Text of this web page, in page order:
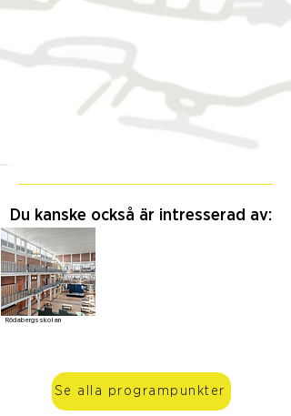
Du kanske också är intresserad av:
Rödabergsskolan
Se alla programpunkter